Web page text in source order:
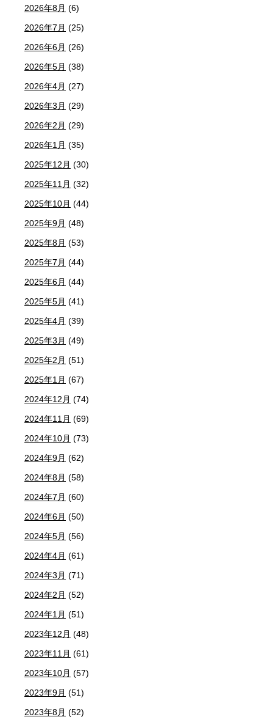
2026年8月 (6)
2026年7月 (25)
2026年6月 (26)
2026年5月 (38)
2026年4月 (27)
2026年3月 (29)
2026年2月 (29)
2026年1月 (35)
2025年12月 (30)
2025年11月 (32)
2025年10月 (44)
2025年9月 (48)
2025年8月 (53)
2025年7月 (44)
2025年6月 (44)
2025年5月 (41)
2025年4月 (39)
2025年3月 (49)
2025年2月 (51)
2025年1月 (67)
2024年12月 (74)
2024年11月 (69)
2024年10月 (73)
2024年9月 (62)
2024年8月 (58)
2024年7月 (60)
2024年6月 (50)
2024年5月 (56)
2024年4月 (61)
2024年3月 (71)
2024年2月 (52)
2024年1月 (51)
2023年12月 (48)
2023年11月 (61)
2023年10月 (57)
2023年9月 (51)
2023年8月 (52)